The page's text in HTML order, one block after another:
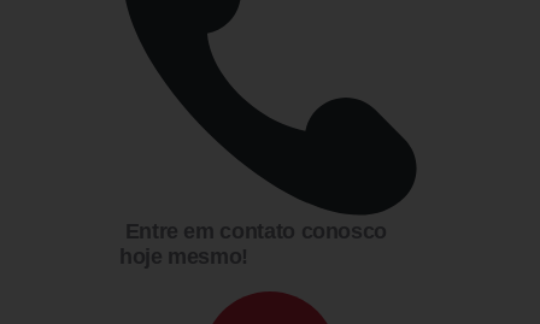
Entre em contato conosco
hoje mesmo!